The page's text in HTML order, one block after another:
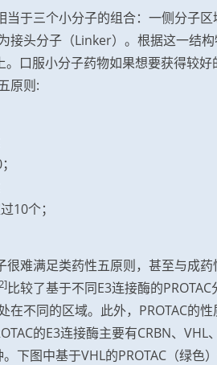
当于三个小分子的组合：一侧分子
接头分子（Linker）。根据这一结
。口服小分子药物如果想要获得较
原则:
10个；
很难满足类药性五原则，甚至与成药
比较了基于不同E3连接酶的
在不同的区域。此外，PROTAC的
的E3连接酶主要有CRBN、
下图中基于VHL的PROTAC（绿色